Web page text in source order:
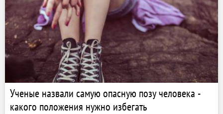
Ученые назвали самую опасную позу человека -
какого положения нужно избегать